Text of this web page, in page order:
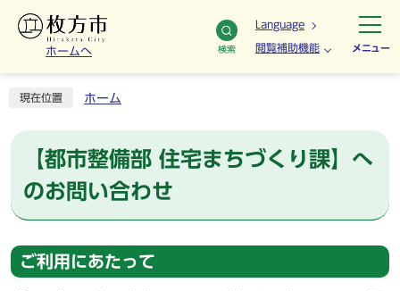
ホームへ 検索
Language
閲覧補助機能 メニュー
現在位置 ホーム
【都市整備部 住宅まちづくり課】へ
のお問い合わせ
ご利用にあたって